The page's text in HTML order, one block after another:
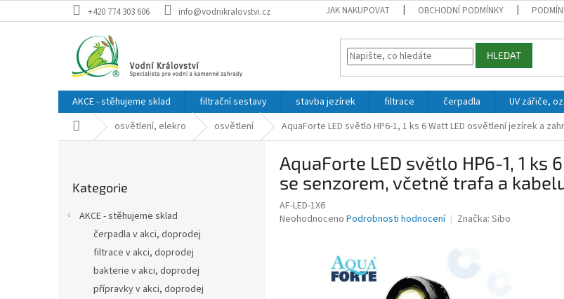
na
+420 774 303 606 info@vodnikralovstvi.cz JAK NAKUPOVAT OBCHODNÍ PODMÍNKY
HLEDAT
AKCE - stěhujeme sklad filtrační sestavy stavba jezírek filtrace čerpadla UV zářiče,
Domů osvětlení, elekro osvětlení AquaForte LED světlo HP6-1, 1 ks 6 Watt LED osvětlení jezírek a
kategorie
Kategorie
AKCE - stěhujeme sklad
čerpadla v akci, doprodej
filtrace v akci, doprodej
bakterie v akci, doprodej
přípravky v akci, doprodej
AquaForte LED světlo HP6-1, 1 ks
se senzorem, včetně trafa a
AF-LED-1X6
Průměrné
Neohodnoceno Podrobnosti hodnocení Značka: Sibo